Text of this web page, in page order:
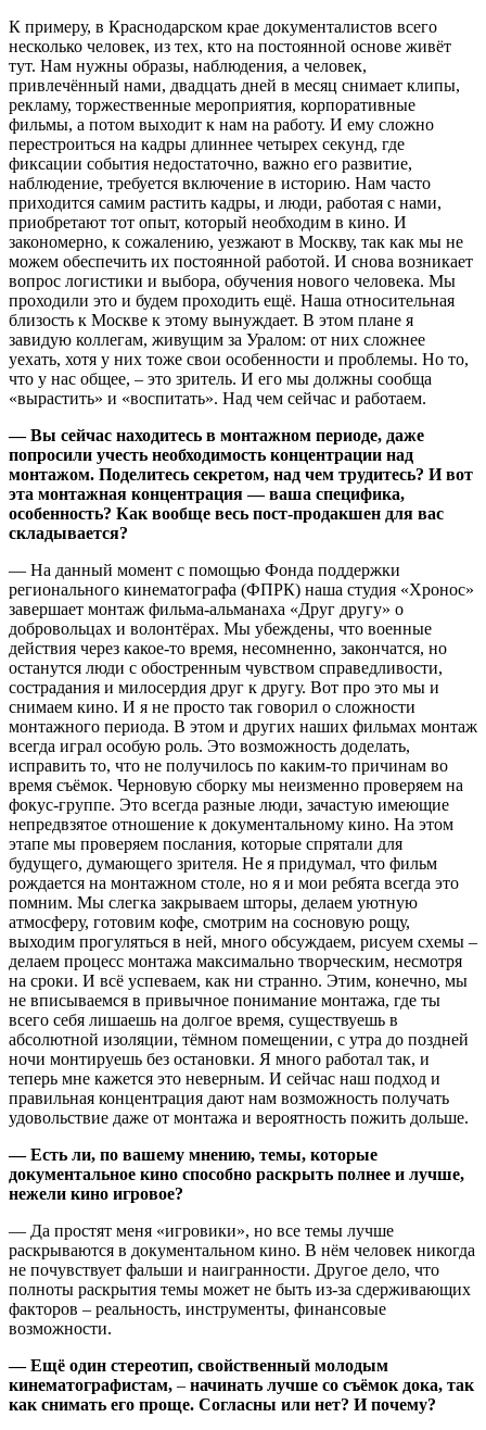
К примеру, в Краснодарском крае документалистов всего
несколько человек, из тех, кто на постоянной основе живёт
тут. Нам нужны образы, наблюдения, а человек,
привлечённый нами, двадцать дней в месяц снимает клипы,
рекламу, торжественные мероприятия, корпоративные
фильмы, а потом выходит к нам на работу. И ему сложно
перестроиться на кадры длиннее четырех секунд, где
фиксации события недостаточно, важно его развитие,
наблюдение, требуется включение в историю. Нам часто
приходится самим растить кадры, и люди, работая с нами,
приобретают тот опыт, который необходим в кино. И
закономерно, к сожалению, уезжают в Москву, так как мы не
можем обеспечить их постоянной работой. И снова возникает
вопрос логистики и выбора, обучения нового человека. Мы
проходили это и будем проходить ещё. Наша относительная
близость к Москве к этому вынуждает. В этом плане я
завидую коллегам, живущим за Уралом: от них сложнее
уехать, хотя у них тоже свои особенности и проблемы. Но то,
что у нас общее, – это зритель. И его мы должны сообща
«вырастить» и «воспитать». Над чем сейчас и работаем.
— Вы сейчас находитесь в монтажном периоде, даже
попросили учесть необходимость концентрации над
монтажом. Поделитесь секретом, над чем трудитесь? И вот
эта монтажная концентрация — ваша специфика,
особенность? Как вообще весь пост-продакшен для вас
складывается?
— На данный момент с помощью Фонда поддержки
регионального кинематографа (ФПРК) наша студия «Хронос»
завершает монтаж фильма-альманаха «Друг другу» о
добровольцах и волонтёрах. Мы убеждены, что военные
действия через какое-то время, несомненно, закончатся, но
останутся люди с обостренным чувством справедливости,
сострадания и милосердия друг к другу. Вот про это мы и
снимаем кино. И я не просто так говорил о сложности
монтажного периода. В этом и других наших фильмах монтаж
всегда играл особую роль. Это возможность доделать,
исправить то, что не получилось по каким-то причинам во
время съёмок. Черновую сборку мы неизменно проверяем на
фокус-группе. Это всегда разные люди, зачастую имеющие
непредвзятое отношение к документальному кино. На этом
этапе мы проверяем послания, которые спрятали для
будущего, думающего зрителя. Не я придумал, что фильм
рождается на монтажном столе, но я и мои ребята всегда это
помним. Мы слегка закрываем шторы, делаем уютную
атмосферу, готовим кофе, смотрим на сосновую рощу,
выходим прогуляться в ней, много обсуждаем, рисуем схемы –
делаем процесс монтажа максимально творческим, несмотря
на сроки. И всё успеваем, как ни странно. Этим, конечно, мы
не вписываемся в привычное понимание монтажа, где ты
всего себя лишаешь на долгое время, существуешь в
абсолютной изоляции, тёмном помещении, с утра до поздней
ночи монтируешь без остановки. Я много работал так, и
теперь мне кажется это неверным. И сейчас наш подход и
правильная концентрация дают нам возможность получать
удовольствие даже от монтажа и вероятность пожить дольше.
— Есть ли, по вашему мнению, темы, которые
документальное кино способно раскрыть полнее и лучше,
нежели кино игровое?
— Да простят меня «игровики», но все темы лучше
раскрываются в документальном кино. В нём человек никогда
не почувствует фальши и наигранности. Другое дело, что
полноты раскрытия темы может не быть из-за сдерживающих
факторов – реальность, инструменты, финансовые
возможности.
— Ещё один стереотип, свойственный молодым
кинематографистам, – начинать лучше со съёмок дока, так
как снимать его проще. Согласны или нет? И почему?